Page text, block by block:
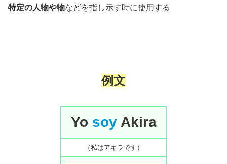
特定の人物や物などを指し示す時に使用する
例文
Yo soyAkira
（私はアキラです）